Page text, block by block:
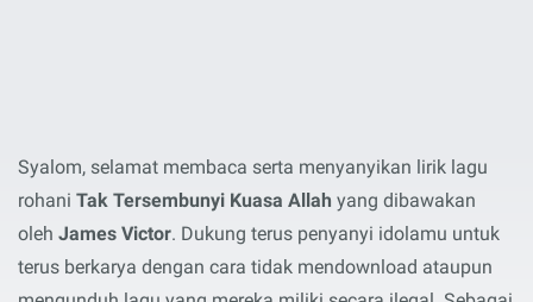
Syalom, selamat membaca serta menyanyikan lirik lagu
rohani Tak Tersembunyi Kuasa Allah yang dibawakan
oleh James Victor. Dukung terus penyanyi idolamu untuk
terus berkarya dengan cara tidak mendownload ataupun